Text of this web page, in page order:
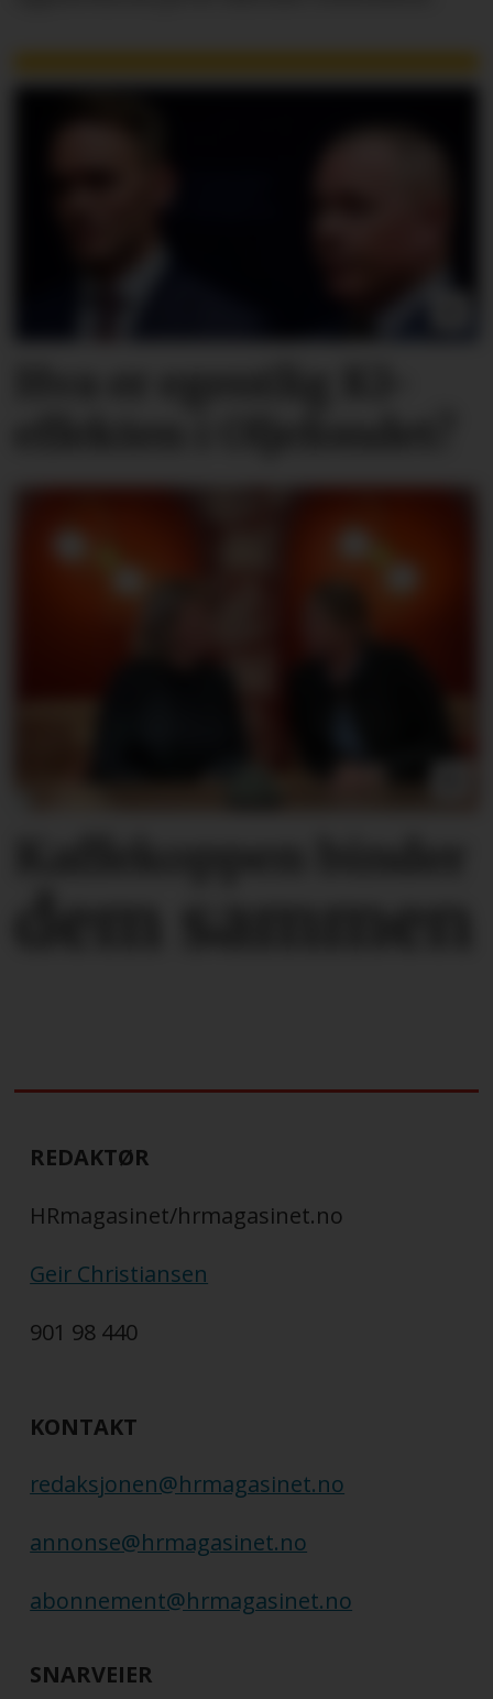
REDAKTØR
HRmagasinet/hrmagasinet.no
Geir Christiansen
901 98 440
KONTAKT
redaksjonen@hrmagasinet.no
annonse@hrmagasinet.no
abonnement@hrmagasinet.no
SNARVEIER